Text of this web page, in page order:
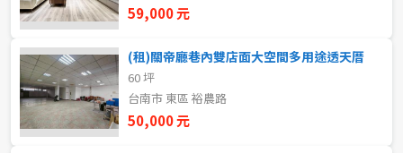
格局
不拘
59,000 元
(租)關帝廳巷內雙店面大空間多用途透天厝
60 坪
台南市 東區 裕農路
50,000 元